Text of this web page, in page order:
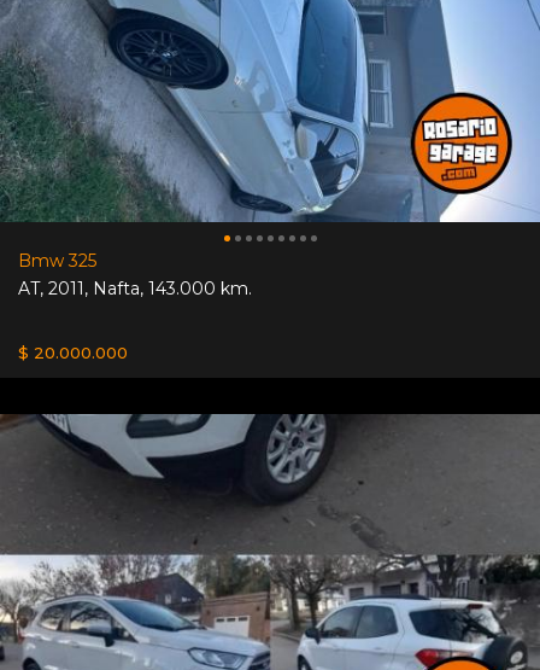
Bmw 325
AT, 2011, Nafta, 143.000 km.
$ 20.000.000